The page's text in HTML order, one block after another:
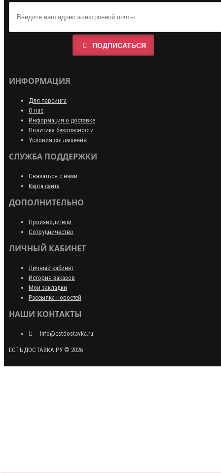
ПОДПИСАТЬСЯ
ИНФОРМАЦИЯ
Для парсинга
О нас
Информация о доставке
Политика безопасности
Условия соглашения
СЛУЖБА ПОДДЕРЖКИ
Связаться с нами
Карта сайта
ДОПОЛНИТЕЛЬНО
Производители
Сотрудничество
ЛИЧНЫЙ КАБИНЕТ
Личный кабинет
История заказов
Мои закладки
Рассылка новостей
НАШИ КОНТАКТЫ
info@estdostavka.ru
ЕСТЬДОСТАВКА.РУ © 2026